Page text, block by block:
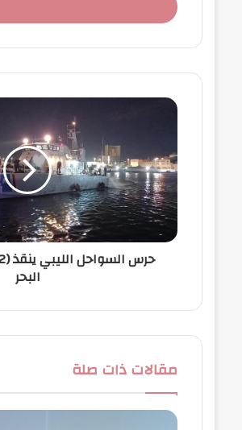
ل
د
ا
ل
ك
ت
ر
البحر
مقالات ذات صلة